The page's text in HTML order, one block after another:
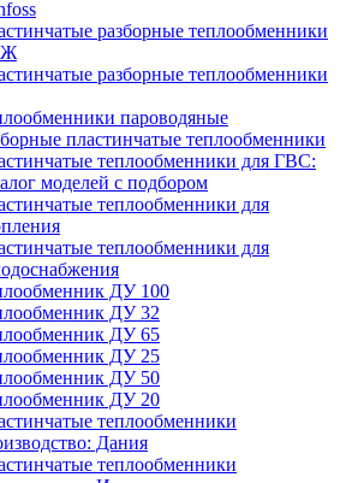
разборные теплообменники
разборные теплообменники
пароводяные
пластинчатые теплообменники
теплообменники для ГВС:
моделей с подбором
теплообменники для
теплообменники для
ДУ 100
ДУ 32
ДУ 65
ДУ 25
ДУ 50
ДУ 20
теплообменники
Дания
теплообменники